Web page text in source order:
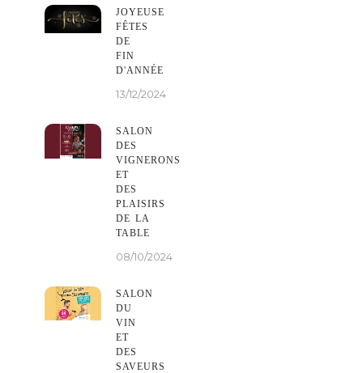
JOYEUSE
FÊTES
DE
FIN
D'ANNÉE
13/12/2024
SALON
DES
VIGNERONS
ET
DES
PLAISIRS
DE LA
TABLE
08/10/2024
SALON
DU
VIN
ET
DES
SAVEURS